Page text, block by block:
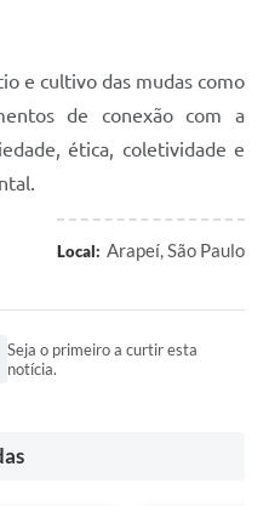
e cultivo das mudas como
de conexão com a
ética, coletividade e
Local: Arapeí, São Paulo
Seja o primeiro a curtir esta
notícia.